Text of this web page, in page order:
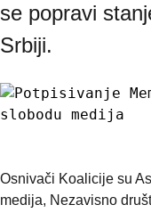
se popravi
Srbiji.
Osnivači Koalicije su
medija, Nezavisno